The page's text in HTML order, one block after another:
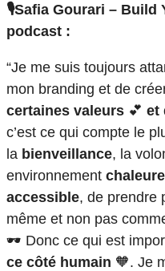
🎙️Safia Gourari – Build
podcast :
“Je me suis toujours
mon branding et de
certaines valeurs 💕 et
c’est ce qui compte le
la bienveillance, la
environnement
accessible, de prendre
même et non pas
🕶️ Donc ce qui est
ce côté humain 🧡. Je